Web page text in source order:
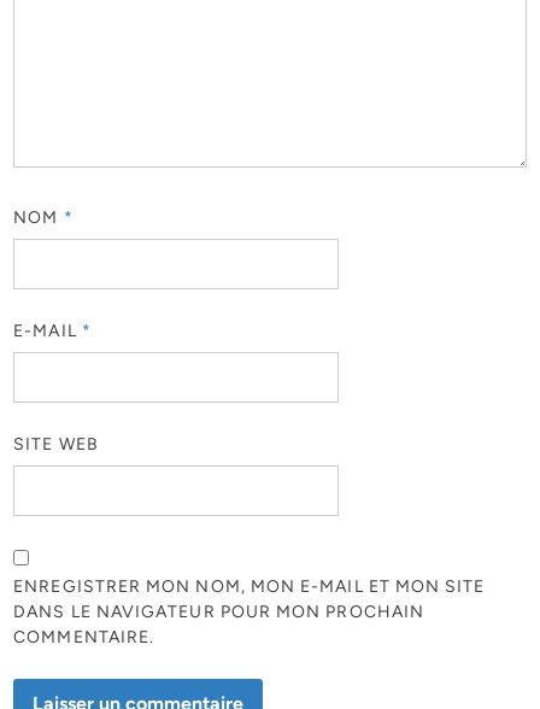
NOM *
E-MAIL *
SITE WEB
ENREGISTRER MON NOM, MON E-MAIL ET MON SITE
DANS LE NAVIGATEUR POUR MON PROCHAIN
COMMENTAIRE.